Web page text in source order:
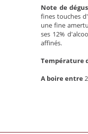
Note de
fines touches
une fine
ses 12%
affinés.
Température
A boire entre